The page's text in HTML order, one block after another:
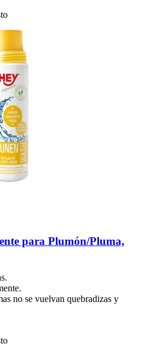
para Plumón/Pluma,
no se vuelvan quebradizas y